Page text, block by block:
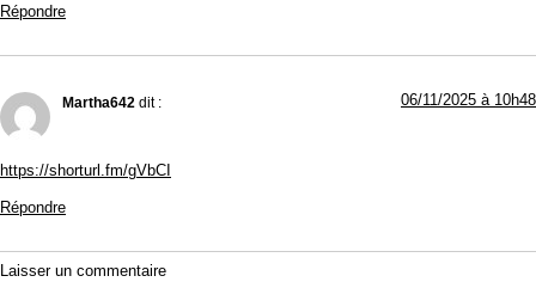
Répondre
Martha642 dit : 06/11/2025 à 10h48
https://shorturl.fm/gVbCI
Répondre
Laisser un commentaire